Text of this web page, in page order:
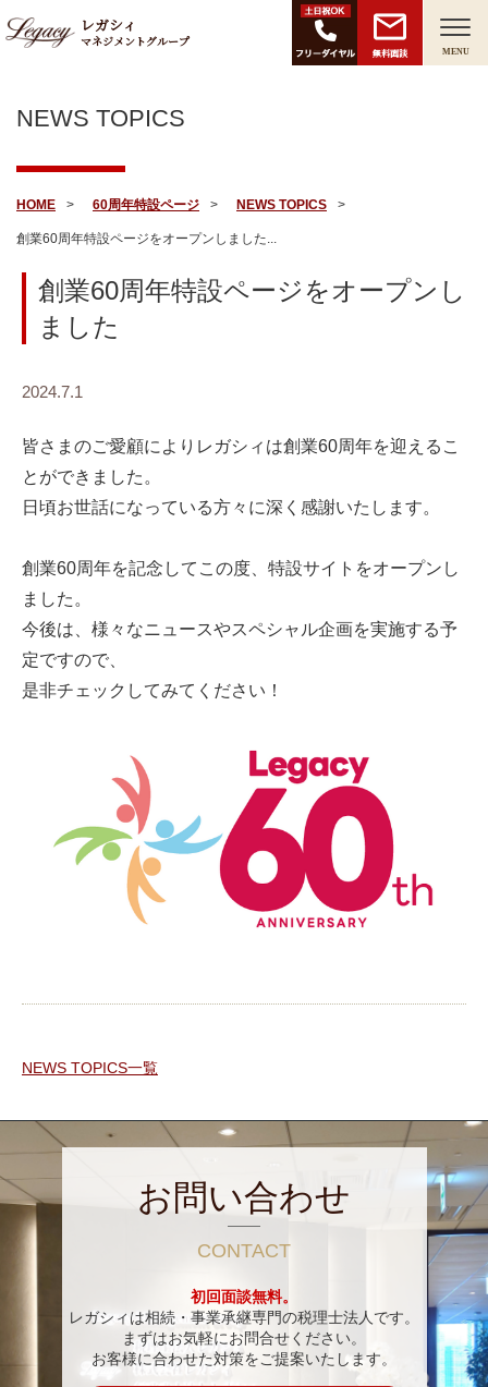
レガシィ
マネジメントグループ
無料面談 MENU
NEWS TOPICS
HOME 60周年特設ページ NEWS TOPICS
創業60周年特設ページをオープンしました...
創業60周年特設ページをオープンし
ました
2024.7.1
皆さまのご愛顧によりレガシィは創業60周年を迎えるこ
とができました。
日頃お世話になっている方々に深く感謝いたします。
創業60周年を記念してこの度、特設サイトをオープンし
ました。
今後は、様々なニュースやスペシャル企画を実施する予
定ですので、
是非チェックしてみてください！
NEWS TOPICS一覧
お問い合わせ
CONTACT
初回面談無料。
レガシィは相続・事業承継専門の税理士法人です。
まずはお気軽にお問合せください。
お客様に合わせた対策をご提案いたします。